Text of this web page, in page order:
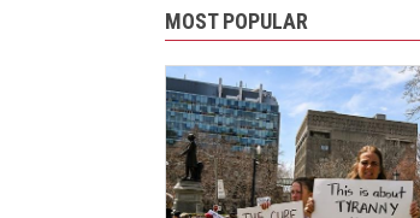
MOST POPULAR